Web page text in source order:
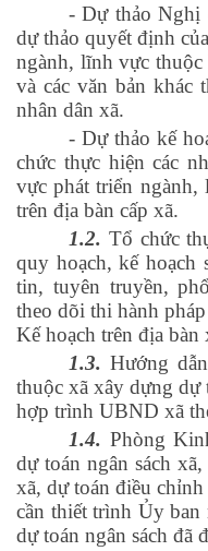
- Dự thảo Nghị
dự thảo quyết định
ngành, lĩnh vực
và các văn bản khác
nhân dân xã.
- Dự thảo kế
chức thực hiện các
vực phát triển
trên địa bàn cấp xã.
1.2. Tổ chức
quy hoạch, kế hoạch
tin, tuyên truyền,
theo dõi thi hành
Kế hoạch trên địa bàn
1.3. Hướng
thuộc xã xây dựng dự
hợp trình UBND xã
1.4. Phòng
dự toán ngân sách
xã, dự toán điều
cần thiết trình Ủy ban
dự toán ngân sách đã